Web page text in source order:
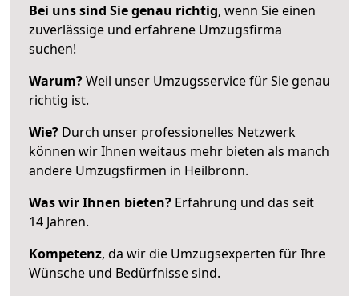
Bei uns sind Sie genau richtig, wenn Sie einen
zuverlässige und erfahrene Umzugsfirma
suchen!
Warum?Weil unser Umzugsservice für Sie genau
richtig ist.
Wie? Durch unser professionelles Netzwerk
können wir Ihnen weitaus mehr bieten als manch
andere Umzugsfirmen in Heilbronn.
Was wir Ihnen bieten? Erfahrung und das seit
14 Jahren.
Kompetenz, da wir die Umzugsexperten für Ihre
Wünsche und Bedürfnisse sind.